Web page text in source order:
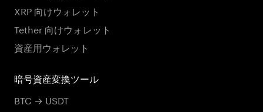
XRP 向けウォレット
Tether 向けウォレット
資産用ウォレット
暗号資産変換ツール
BTC → USDT